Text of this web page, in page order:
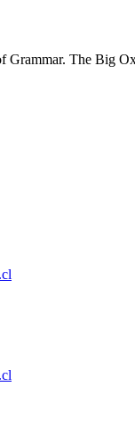
Grammar. The Big